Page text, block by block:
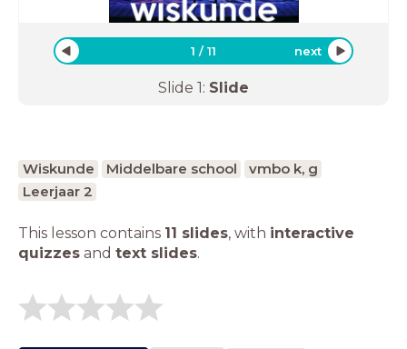
1 /11 next
Slide 1: Slide
Wiskunde Middelbare school
vmbo k, g
Leerjaar 2
This lesson contains 11 slides, with interactive
quizzes and text slides.